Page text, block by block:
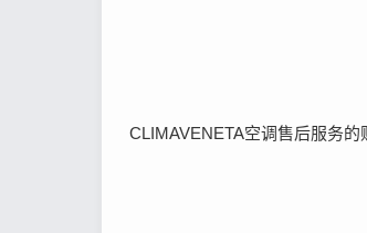
CLIMAVENETA空调售后服务的